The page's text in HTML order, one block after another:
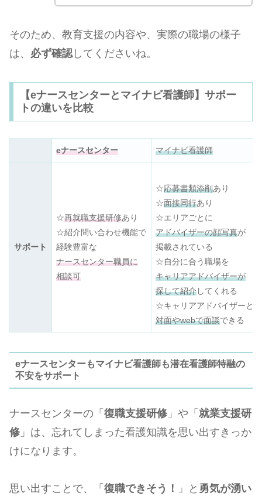
そのため、教育支援の内容や、実際の職場の様子
は、 必ず確認してくださいね。
【eナースセンターとマイナビ看護師】サポー
トの違いを比較
eナースセンター マイナビ看護師
サポート
☆再就職支援研修あり
☆紹介問い合わせ機能で
経験豊富な
ナースセンター職員に
相談可
☆応募書類添削あり
☆面接同行あり
☆エリアごとに
アドバイザーの顔写真が
掲載されている
☆自分に合う職場を
キャリアアドバイザーが
探して紹介してくれる
☆キャリアアドバイザーと
対面やwebで面談できる
eナースセンターもマイナビ看護師も潜在看護師特融の
不安をサポート
ナースセンターの「 復職支援研修 」や「 就業支援研
修 」は、忘れてしまった看護知識を思い出すきっか
けになります。
思い出すことで、「 復職できそう！ 」と 勇気が湧い